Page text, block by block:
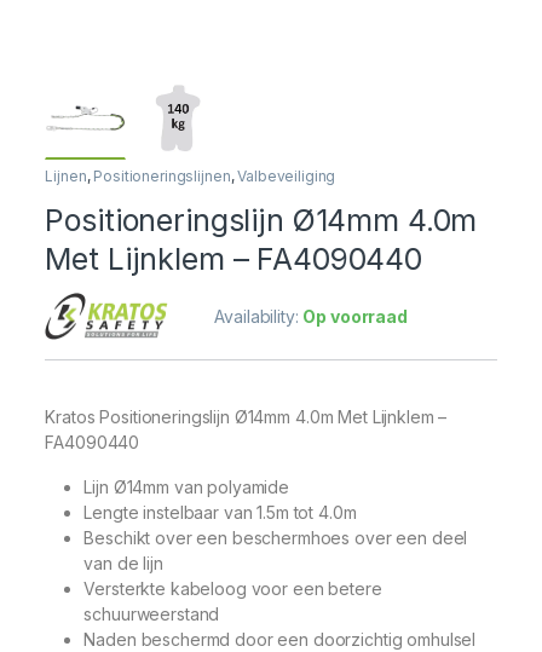
Lijnen, Positioneringslijnen,Valbeveiliging
Positioneringslijn Ø14mm 4.0m
Met Lijnklem – FA4090440
Availability: Op voorraad
Kratos Positioneringslijn Ø14mm 4.0m Met Lijnklem –
FA4090440
Lijn Ø14mm van polyamide
Lengte instelbaar van 1.5m tot 4.0m
Beschikt over een beschermhoes over een deel
van de lijn
Versterkte kabeloog voor een betere
schuurweerstand
Naden beschermd door een doorzichtig omhulsel